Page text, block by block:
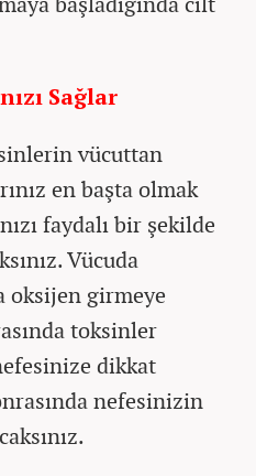
Sağlar
vücuttan
en başta olmak
faydalı bir şekilde
Vücuda
oksijen girmeye
toksinler
dikkat
nefesinizin